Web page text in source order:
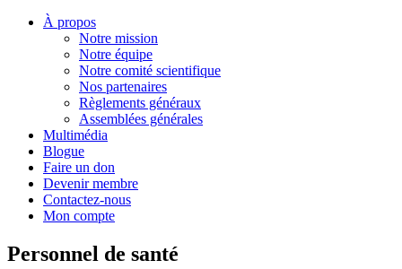
À propos
Notre mission
Notre équipe
Notre comité scientifique
Nos partenaires
Règlements généraux
Assemblées générales
Multimédia
Blogue
Faire un don
Devenir membre
Contactez-nous
Mon compte
Personnel de santé